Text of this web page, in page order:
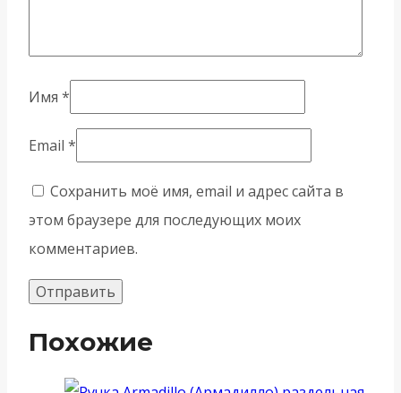
Имя *
Email *
Сохранить моё имя, email и адрес сайта в
этом браузере для последующих моих
комментариев.
Похожие